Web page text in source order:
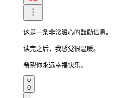
这是一条非常暖心的鼓励信息。
读完之后，我感觉很温暖。
希望你永远幸福快乐。
0